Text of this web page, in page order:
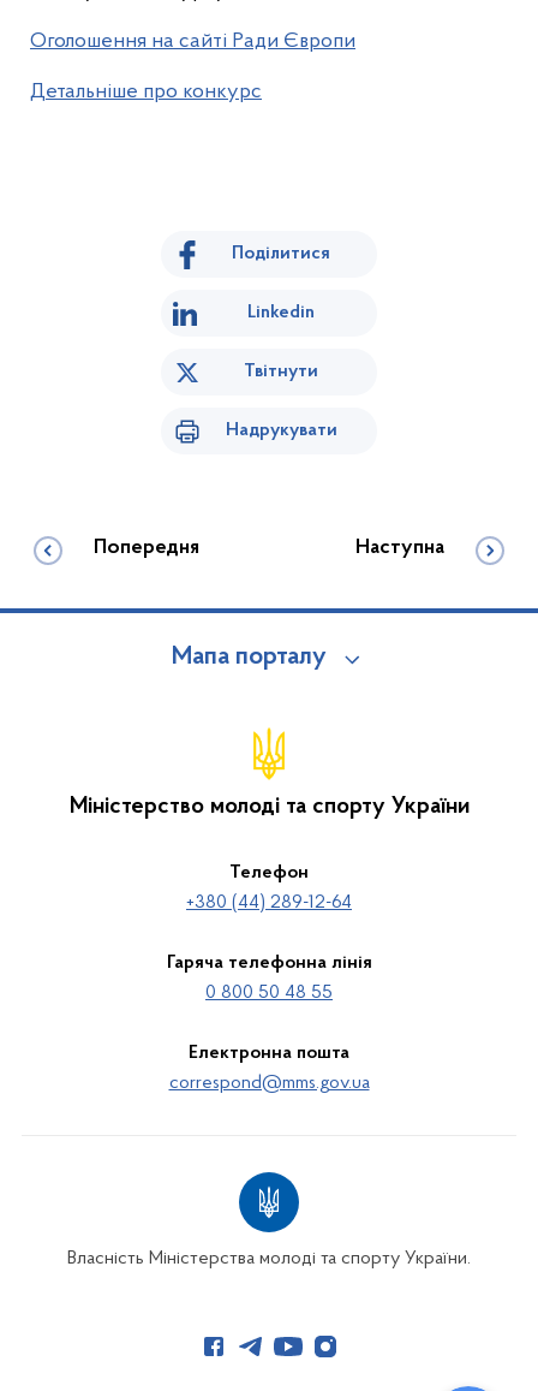
Оголошення на сайті Ради Європи
Детальніше про конкурс
Поділитися
Linkedin
Твітнути
Надрукувати
Попередня Наступна
Мапа порталу
Міністерство молоді та спорту України
Телефон
+380 (44) 289-12-64
Гаряча телефонна лінія
0 800 50 48 55
Електронна пошта
correspond@mms.gov.ua
Власність Міністерства молоді та спорту України.